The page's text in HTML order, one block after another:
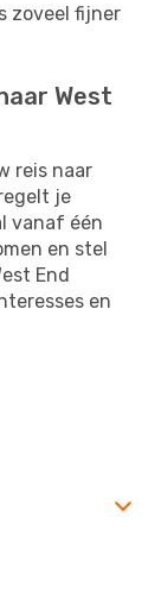
zoveel fijner
West
reis naar
je
vanaf één
en stel
End
en